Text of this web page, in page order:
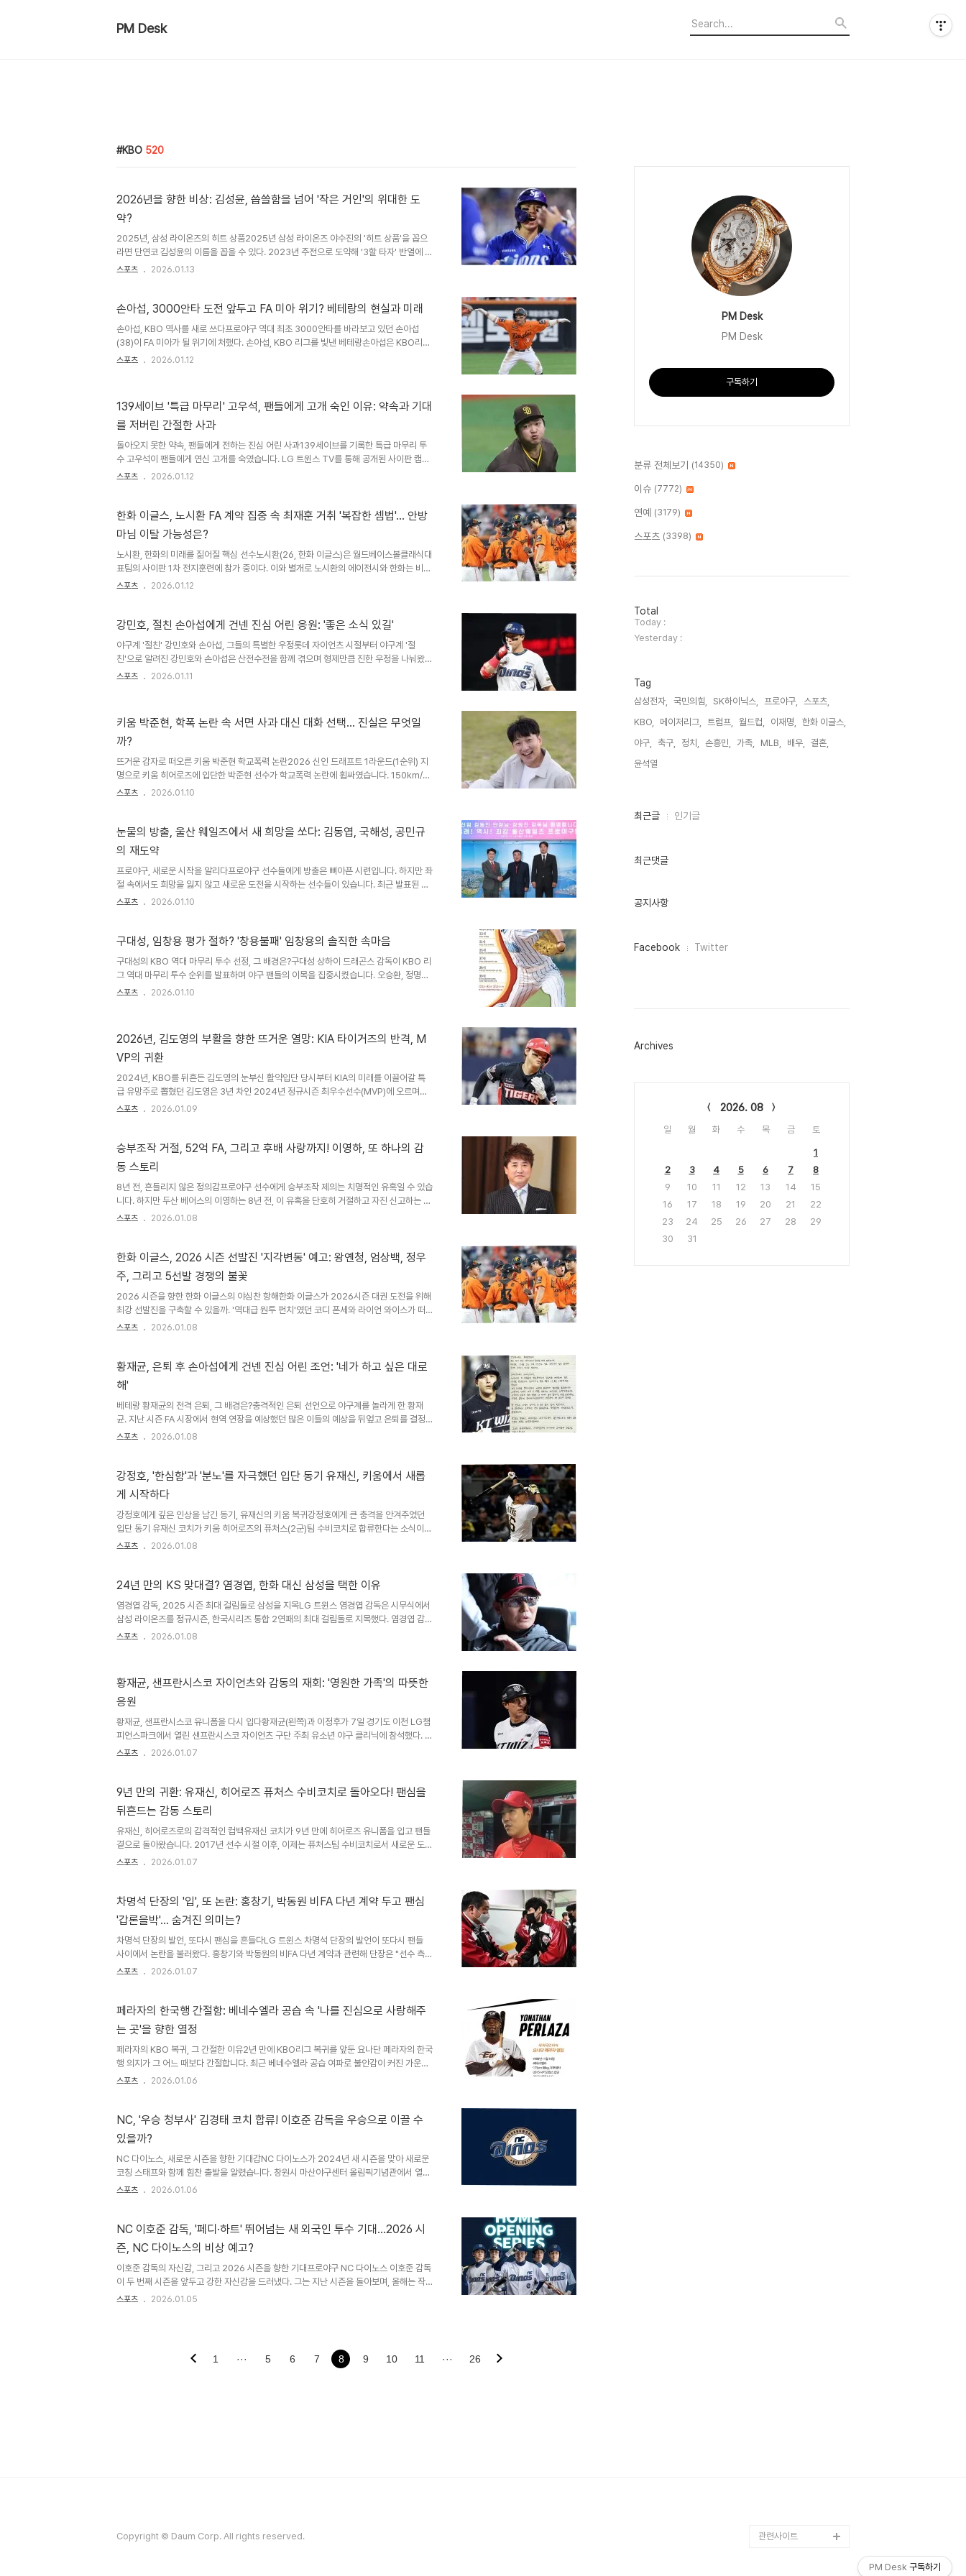
PM Desk
KBO 520
2026년을 향한 비상: 김성윤, 씁쓸함을 넘어 '작은 거인'의 위대한 도
약?
2025년, 삼성 라이온즈의 히트 상품2025년 삼성 라이온즈 야수진의 '히트 상품'을 꼽으
라면 단연코 김성윤의 이름을 꼽을 수 있다. 2023년 주전으로 도약해 '3할 타자' 반열에 올
랐던 김성윤은 2024년 극심한 부진에 시달렸지만, 이를 1년 만에 떨쳐내고 리그 정상급
두 부문 1위에 올라 팀의 활력소 역할을 했다. 부상과 공백, 그리고 김성윤의 귀환그러다 허
산성은 급격히 떨어졌다. 특히 김성윤이 맡던 2번 타자 자리..
스포츠 2026.01.13
손아섭, 3000안타 도전 앞두고 FA 미아 위기? 베테랑의 현실과 미래
손아섭, KBO 역사를 새로 쓰다프로야구 역대 최초 3000안타를 바라보고 있던 손아섭
(38)이 FA 미아가 될 위기에 처했다. 손아섭, KBO 리그를 빛낸 베테랑손아섭은 KBO리그
통산 2169경기 타율 3할1푼9리(8205타수 2618안타) 182홈런 1086타점 1400득점
데에서 활약했다. FA 시장의 냉랭한 반응지난 시즌 111경기 타율 2할8푼8리(372타수
107안타) 1홈런 50타점 39득점 OPS ..
스포츠 2026.01.12
139세이브 '특급 마무리' 고우석, 팬들에게 고개 숙인 이유: 약속과 기대
를 저버린 간절한 사과
돌아오지 못한 약속, 팬들에게 전하는 진심 어린 사과139세이브를 기록한 특급 마무리 투
수 고우석이 팬들에게 연신 고개를 숙였습니다. LG 트윈스 TV를 통해 공개된 사이판 캠프
출국 영상에서 고우석은 팬들에게 죄송한 마음을 전했습니다. 2024년 1월 샌디에이고 파
한 꿈, 그리고 좌절고우석은 2017년 LG 트윈스에 입단하여 KBO 리그에서 7시즌 동안
354경기에 출전, 19승 26패 139세이브 6홀드 평균자책점 3.18을 기록했습니다. 특히
2019년에는 65경기에서 35세이브를 기록하며 리그 정상급 마무리로 발돋움했..
스포츠 2026.01.12
한화 이글스, 노시환 FA 계약 집중 속 최재훈 거취 '복잡한 셈법'… 안방
마님 이탈 가능성은?
노시환, 한화의 미래를 짊어질 핵심 선수노시환(26, 한화 이글스)은 월드베이스볼클래식대
표팀의 사이판 1차 전지훈련에 참가 중이다. 이와 별개로 노시환의 에이전시와 한화는 비
FA 다년계약 협상을 이어가는 것으로 알려졌다. 한화는 작년부터 사실상 공개적으로 노시
이전까지 붙잡으려면 상당한 금액을 써내야 할 것으로 보인다. 젊은 토종거포의 씨가 말랐
경쟁력이다. 최재훈, 또 다른 FA 시장의 변수그런데 한화가 다음 FA 시장을 바..
스포츠 2026.01.12
강민호, 절친 손아섭에게 건넨 진심 어린 응원: '좋은 소식 있길'
야구계 '절친' 강민호와 손아섭, 그들의 특별한 우정롯데 자이언츠 시절부터 야구계 '절
친'으로 알려진 강민호와 손아섭은 산전수전을 함께 겪으며 형제만큼 진한 우정을 나눠왔습
니다. 하지만 최근 손아섭이 처한 상황 앞에서 '베테랑' 강민호 역시 조심스러운 마음을 감
소식 있었으면 좋겠다"는 말을 남겼습니다. FA 시장에 놓인 손아섭, 냉정한 현실자신의 3번
째 FA(프리에이전트) 권리를 행사한 손아섭은 최근 야구계의 화두입니다. 2618..
스포츠 2026.01.11
키움 박준현, 학폭 논란 속 서면 사과 대신 대화 선택… 진실은 무엇일
까?
뜨거운 감자로 떠오른 키움 박준현 학교폭력 논란2026 신인 드래프트 1라운드(1순위) 지
명으로 키움 히어로즈에 입단한 박준현 선수가 학교폭력 논란에 휩싸였습니다. 150km/h
강속구를 자랑하는 파이어볼러 유망주로, 메이저리그 구단의 러브콜까지 거절하고 키움을
을 번복하고 서면사과를 명령하면서 상황이 급변했습니다. 서면사과는 학폭위에서 나올 수
있는 가장 가벼운 처분이지만, 행정명령 송달 후 30일이 지나면서 학교생활기록부에 학교
폭력 사실이 기재될 위기에 놓였습니다. 서면 사과 대신 대화를 선택한 이유박준현 선수는
서면 사과 대신 피..
스포츠 2026.01.10
눈물의 방출, 울산 웨일즈에서 새 희망을 쏘다: 김동엽, 국해성, 공민규
의 재도약
프로야구, 새로운 시작을 알리다프로야구 선수들에게 방출은 뼈아픈 시련입니다. 하지만 좌
절 속에서도 희망을 잃지 않고 새로운 도전을 시작하는 선수들이 있습니다. 최근 발표된 소
식에 따르면, 김동엽, 국해성, 공민규 선수가 신생팀 울산 웨일즈의 서류 전형에 합격하며
회를 향한 용기는 많은 이들에게 영감을 줍니다. 울산 웨일즈, KBO 리그의 새로운 바람울
남부리그에 참가할 예정입니다. 초대 감독으로는 장원진 전 두산 베어스 감독이, 초대 단장
으로..
스포츠 2026.01.10
구대성, 임창용 평가 절하? '창용불패' 임창용의 솔직한 속마음
구대성의 KBO 역대 마무리 투수 선정, 그 배경은?구대성 상하이 드래곤스 감독이 KBO 리
그 역대 마무리 투수 순위를 발표하며 야구 팬들의 이목을 집중시켰습니다. 오승환, 정명원,
김용수, 진필중과 함께 임창용이 공동 4위에 선정되지 못한 배경에 대해, 임창용 선수가 직
만 놓고 본다면 자신이 1~2등 안에 들어갈 수 있다고 자신감을 내비쳤습니다. 그는 사회적
인 문제로 인해 평가가 달라질 수 있다는 점을 언급하며, 야구 외적인 요인이 순위에 ..
스포츠 2026.01.10
2026년, 김도영의 부활을 향한 뜨거운 열망: KIA 타이거즈의 반격, M
VP의 귀환
2024년, KBO를 뒤흔든 김도영의 눈부신 활약입단 당시부터 KIA의 미래를 이끌어갈 특
급 유망주로 뽑혔던 김도영은 3년 차인 2024년 정규시즌 최우수선수(MVP)에 오르며
KIA가 아닌, 한국 야구의 미래를 이끌어갈 간판스타로 발돋움했다. 말 그대로 엄청난 퍼포
로 40홈런-40도루(시즌 38홈런-40도루)에 가장 근접한 선수로 이름을 남겼다. 연봉도
2024년 1억 원에서 2025년 5억 원으로 껑충 뛰었다. 유니폼이 불티나게 팔려 나갔고, 지
금도 KBO리그 역사상 한 시즌에 가장 많은 유니폼을 팔아치운 선수로 역사에 ..
스포츠 2026.01.09
승부조작 거절, 52억 FA, 그리고 후배 사랑까지! 이영하, 또 하나의 감
동 스토리
8년 전, 흔들리지 않은 정의감프로야구 선수에게 승부조작 제의는 치명적인 유혹일 수 있습
니다. 하지만 두산 베어스의 이영하는 8년 전, 이 유혹을 단호히 거절하고 자진 신고하는 용
기를 보여주었습니다. 이는 단순한 '미담'을 넘어, 그의 강인한 정신력과 올바른 가치관을
2024년 1월, 일본 요미우리 자이언츠 미니캠프에서 개인 훈련을 실시했습니다. 이 훈련의
효과는 놀라웠습니다. 73경기에서 4승 4패 14홀드, 평균자책점 4.05의 뛰어난 성적을
거두며 원소속팀 두산과 4년 최대 52억 원의 FA 대박을 터트렸습니다. 이는 그의..
스포츠 2026.01.08
한화 이글스, 2026 시즌 선발진 '지각변동' 예고: 왕옌청, 엄상백, 정우
주, 그리고 5선발 경쟁의 불꽃
2026 시즌을 향한 한화 이글스의 야심찬 항해한화 이글스가 2026시즌 대권 도전을 위해
최강 선발진을 구축할 수 있을까. '역대급 원투 펀치'였던 코디 폰세와 라이언 와이스가 떠
났지만, '대만 특급 좌완' 왕옌청이 가세할 5선발 경쟁이 기대되는 분위기다. 한화는 2025
규시즌 우승팀 LG 트윈스와 맞대결을 펼쳐 시리즈 전적 1승4패로 준우승의 아쉬움을 맛봤
다. 한화는 2026시즌 윈 나우 기조를 이어간다. 새로운 외국인 선수 구성과 타선 강화외국
인 선수 구성도 새롭게 마쳤다. 폰세와 와이스가 미국으로 복귀한 가운데 한화는 ..
스포츠 2026.01.08
황재균, 은퇴 후 손아섭에게 건넨 진심 어린 조언: '네가 하고 싶은 대로
해'
베테랑 황재균의 전격 은퇴, 그 배경은?충격적인 은퇴 선언으로 야구계를 놀라게 한 황재
균. 지난 시즌 FA 시장에서 현역 연장을 예상했던 많은 이들의 예상을 뒤엎고 은퇴를 결정
했습니다. 그는 45세에서 50세까지도 선수 생활을 할 수 있다고 생각했지만, 여러 요인들
후 샌프란시스코 자이언츠가 개최한 야구 클리닉에 참여하여 오랜만에 모습을 드러냈습니
다. 2017년 샌프란시스코에서 선수 생활을 했던 그는 래리 베어 샌프란시스코 회장으로부
터 '영원한 가족'이라는 칭호를 받을 만큼 끈끈한 관계를 유지하고 있습니다. 이날 클리닉에
서 그..
스포츠 2026.01.08
강정호, '한심함'과 '분노'를 자극했던 입단 동기 유재신, 키움에서 새롭
게 시작하다
강정호에게 깊은 인상을 남긴 동기, 유재신의 키움 복귀강정호에게 큰 충격을 안겨주었던
입단 동기 유재신 코치가 키움 히어로즈의 퓨처스(2군)팀 수비코치로 합류한다는 소식이
전해졌습니다. 이는 단순히 코칭 스태프의 변화를 넘어, 강정호 선수 개인에게도 특별한 의
입단했습니다. 강정호 선수는 유재신 코치를 보며 강렬한 자극을 받았다고 고백한 바 있습
직하게 털어놓았습니다. 강정호가 말하는 유재신과의 경쟁, 그리고 성장강정호는 당시 2차
1라운드..
스포츠 2026.01.08
24년 만의 KS 맞대결? 염경엽, 한화 대신 삼성을 택한 이유
염경엽 감독, 2025 시즌 최대 걸림돌로 삼성을 지목LG 트윈스 염경엽 감독은 시무식에서
삼성 라이온즈를 정규시즌, 한국시리즈 통합 2연패의 최대 걸림돌로 지목했다. 염경엽 감독
은 특히 삼성의 타선을 경계했다. 삼성, 강력한 전력 보강으로 우승 정조준실제 삼성은 올
화 이글스였다. 그러나 올해 폰세는 토론토 블루제이스로, 와이스는 휴스턴 애스트로스로
떠났다. 새 외국인투수 윌켈 에르난데스와 오웬 화이트는 아직 베일에 가렸다...
스포츠 2026.01.08
황재균, 샌프란시스코 자이언츠와 감동의 재회: '영원한 가족'의 따뜻한
응원
황재균, 샌프란시스코 유니폼을 다시 입다황재균(왼쪽)과 이정후가 7일 경기도 이천 LG챔
피언스파크에서 열린 샌프란시스코 자이언츠 구단 주최 유소년 야구 클리닉에 참석했다. 샌
프란시스코, 황재균을 잊지 않다한국을 찾은 미국 메이저리그 샌프란시스코 자이언츠는 황
60여 명을 초청해 이정후, 윌리 아다메스, 토니 비텔로 감독과 함께 훈련하면서 조언을 들
을 수 있는 시간을 마련했다. 황재균, 일일 코치로 변신지난 연말 은퇴를 결정한 황재균이
샌프란시스코 자이언츠 유니폼을 입고 일일 코치로 나섰다. 황재균의 메이저리그 ..
스포츠 2026.01.07
9년 만의 귀환: 유재신, 히어로즈 퓨처스 수비코치로 돌아오다! 팬심을
뒤흔드는 감동 스토리
유재신, 히어로즈로의 감격적인 컴백유재신 코치가 9년 만에 히어로즈 유니폼을 입고 팬들
곁으로 돌아왔습니다. 2017년 선수 시절 이후, 이제는 퓨처스팀 수비코치로서 새로운 도전
을 시작합니다. 그의 컴백은 단순히 코치 영입을 넘어, 팬들에게 깊은 감동과 향수를 불러일
뷔부터 히어로즈와의 인연유재신 코치는 2006년 신인 드래프트에서 현대 유니콘스에 지
명받으며 프로 생활을 시작했습니다. 이후 히어로즈에서 2008년부터 2017년까지 선수
로 활약하며 팀의 중요한 일원으로서 기여했습니다. 그의 헌신적인 플레이는 팬들에게 깊은
인상을 남..
스포츠 2026.01.07
차명석 단장의 '입', 또 논란: 홍창기, 박동원 비FA 다년 계약 두고 팬심
'갑론을박'… 숨겨진 의미는?
차명석 단장의 발언, 또다시 팬심을 흔들다LG 트윈스 차명석 단장의 발언이 또다시 팬들
사이에서 논란을 불러왔다. 홍창기와 박동원의 비FA 다년 계약과 관련해 단장은 "선수 측에
서 1월까지 답을 주기로 했다"고 밝혔다. 언뜻 보면 협상이 진행 중인 듯한 느낌을 주지만,
체적인 금액은 오간 적이 없다"고 밝히며, 단장의 발언과 실제 상황 사이 간극을 분명히 했
다. 단장의 발언, 숨겨진 프레임 논란?이 간극이 팬들에게는 불만으로 읽힌다. 홍창기는 이
미 수차례 구단에 의향을 전달했고, 마음은 정해져 있는 상태다. 그런데 단..
스포츠 2026.01.07
페라자의 한국행 간절함: 베네수엘라 공습 속 '나를 진심으로 사랑해주
는 곳'을 향한 열정
페라자의 KBO 복귀, 그 간절한 이유2년 만에 KBO리그 복귀를 앞둔 요나단 페라자의 한국
행 의지가 그 어느 때보다 간절합니다. 최근 베네수엘라 공습 여파로 불안감이 커진 가운데,
페라자는 자신의 안전과 가족들의 안부를 전하며 팬들을 안심시켰습니다. 공습 속에서 전해
도 카라카스 공습 이후 소식이 끊겨 걱정하던 팬들에게 희소식이 되었습니다. 페라자가 한
국을 그리워하는 이유페라자는 2024시즌 한화 이글스에서 맹활약하며 팬들의 큰 사랑을
받았습니다. 호쾌한 스윙과 시원한 장타력, 유쾌한 성격으로 팬들의 마음을 사로잡았죠. 그
는..
스포츠 2026.01.06
NC, '우승 청부사' 김경태 코치 합류! 이호준 감독을 우승으로 이끌 수
있을까?
NC 다이노스, 새로운 시즌을 향한 기대감NC 다이노스가 2024년 새 시즌을 맞아 새로운
코칭 스태프와 함께 힘찬 출발을 알렸습니다. 창원시 마산야구센터 올림픽기념관에서 열린
신년회에서 선수단은 뜨거운 열정과 각오를 다졌습니다. 특히, 'LG에서 온 우승 청부사' 김
번의 우승을 경험했습니다. 2018년 SK 퓨처스 투수코치, 2023년 LG 1군 투수코치,
2025년 LG 퓨처스 투수코치로 활약하며 우승을 이끌었습니다. 그는 NC에서도 우승 반
지를 획득하겠다는 강한 의지를 드러냈습니다. 김경태 코치의 합류는 NC 다이노스..
스포츠 2026.01.06
NC 이호준 감독, '페디·하트' 뛰어넘는 새 외국인 투수 기대...2026 시
즌, NC 다이노스의 비상 예고?
이호준 감독의 자신감, 그리고 2026 시즌을 향한 기대프로야구 NC 다이노스 이호준 감독
이 두 번째 시즌을 앞두고 강한 자신감을 드러냈다. 그는 지난 시즌을 돌아보며, 올해는 작
년의 실수들을 줄이고 더 발전된 모습을 보이겠다는 의지를 내비쳤다. 특히, 선수 보강보다
는 시즌에 대한 기대감을 더욱 높이고 있다. 새로운 희망, 외국인 투수 커티스 테일러NC 다
이노스의 선발진에 새로운 활력을 불어넣을 외국인 투수 커티스 테일러에 대한 기대감..
스포츠 2026.01.05
1 ··· 5 6 7 8 9 10 11 ··· 26
PM Desk
PM Desk
구독하기
분류 전체보기 (14350)
이슈 (7772)
연예 (3179)
스포츠 (3398)
방
문
자
수
Total
Today :
Yesterday :
Tag
삼성전자, 국민의힘, SK하이닉스, 프로야구,
스포츠,
KBO,
메이저리그, 트럼프, 월드컵, 이재명,
한화 이글스,
야구,
축구, 정치, 손흥민, 가족, MLB, 배우,
결혼,
윤석열,
최
인
최근글 인기글
최근댓글
공지사항
페
그
Facebook Twitter
Archives
2026. 08
일 월 화 수 목 금 토
1
2
3 4 5 6 7
8
9
10 11 12 13 14
15
16
17 18 19 20 21
22
23
24 25 26 27 28
29
30
31
Copyright © Daum Corp. All rights reserved. 관련사이트
PM Desk 구독하기